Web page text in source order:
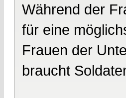
Während der
für eine
Frauen der
braucht